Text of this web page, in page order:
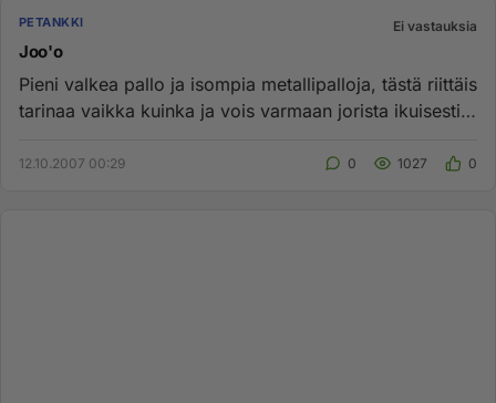
PETANKKI Ei vastauksia
Joo'o
Pieni valkea pallo ja isompia metallipalloja, tästä riittäis
tarinaa vaikka kuinka ja vois varmaan jorista ikuisesti,
12.10.2007 00:29 0 1027 0